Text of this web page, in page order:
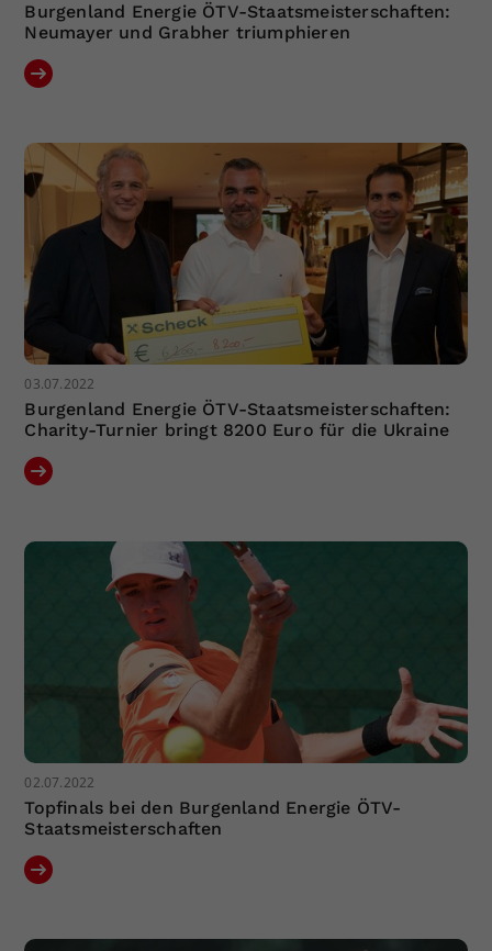
Burgenland Energie ÖTV-Staatsmeisterschaften:
Neumayer und Grabher triumphieren
03.07.2022
Burgenland Energie ÖTV-Staatsmeisterschaften:
Charity-Turnier bringt 8200 Euro für die Ukraine
02.07.2022
Topfinals bei den Burgenland Energie ÖTV-
Staatsmeisterschaften